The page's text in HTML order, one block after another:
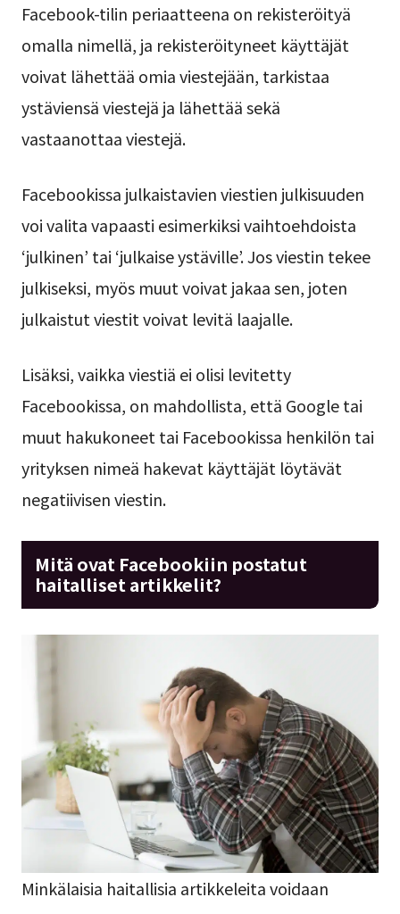
Facebook-tilin periaatteena on rekisteröityä
omalla nimellä, ja rekisteröityneet käyttäjät
voivat lähettää omia viestejään, tarkistaa
ystäviensä viestejä ja lähettää sekä
vastaanottaa viestejä.
Facebookissa julkaistavien viestien julkisuuden
voi valita vapaasti esimerkiksi vaihtoehdoista
‘julkinen’ tai ‘julkaise ystäville’. Jos viestin tekee
julkiseksi, myös muut voivat jakaa sen, joten
julkaistut viestit voivat levitä laajalle.
Lisäksi, vaikka viestiä ei olisi levitetty
Facebookissa, on mahdollista, että Google tai
muut hakukoneet tai Facebookissa henkilön tai
yrityksen nimeä hakevat käyttäjät löytävät
negatiivisen viestin.
Mitä ovat Facebookiin postatut
haitalliset artikkelit?
Minkälaisia haitallisia artikkeleita voidaan